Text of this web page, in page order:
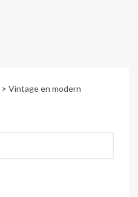
> Vintage en modern